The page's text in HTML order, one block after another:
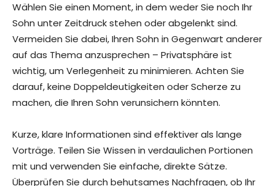
Wählen Sie einen Moment, in dem weder Sie noch Ihr
Sohn unter Zeitdruck stehen oder abgelenkt sind.
Vermeiden Sie dabei, Ihren Sohn in Gegenwart anderer
auf das Thema anzusprechen – Privatsphäre ist
wichtig, um Verlegenheit zu minimieren. Achten Sie
darauf, keine Doppeldeutigkeiten oder Scherze zu
machen, die Ihren Sohn verunsichern könnten.
Kurze, klare Informationen sind effektiver als lange
Vorträge. Teilen Sie Wissen in verdaulichen Portionen
mit und verwenden Sie einfache, direkte Sätze.
Überprüfen Sie durch behutsames Nachfragen, ob Ihr